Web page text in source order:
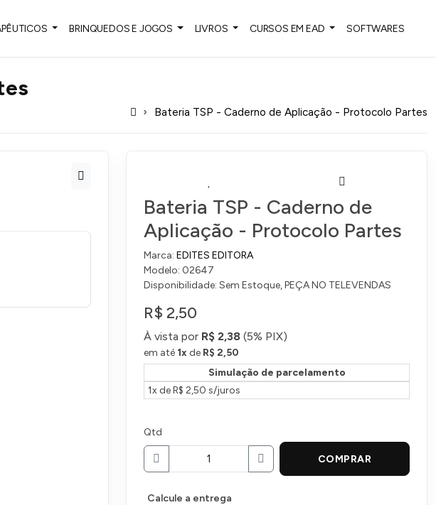
BRINQUEDOS E JOGOS LIVROS CURSOS EM EAD SOFTWARES
Bateria TSP - Caderno de Aplicação - Protocolo Partes
Bateria TSP - Caderno de
Aplicação - Protocolo Partes
Marca: EDITES EDITORA
Modelo: 02647
Disponibilidade: Sem Estoque, PEÇA NO TELEVENDAS
R$ 2,50
À vista por R$ 2,38 (5% PIX)
em até 1x de R$ 2,50
Simulação de parcelamento
1x de R$ 2,50 s/juros
Qtd
COMPRAR
Calcule a entrega